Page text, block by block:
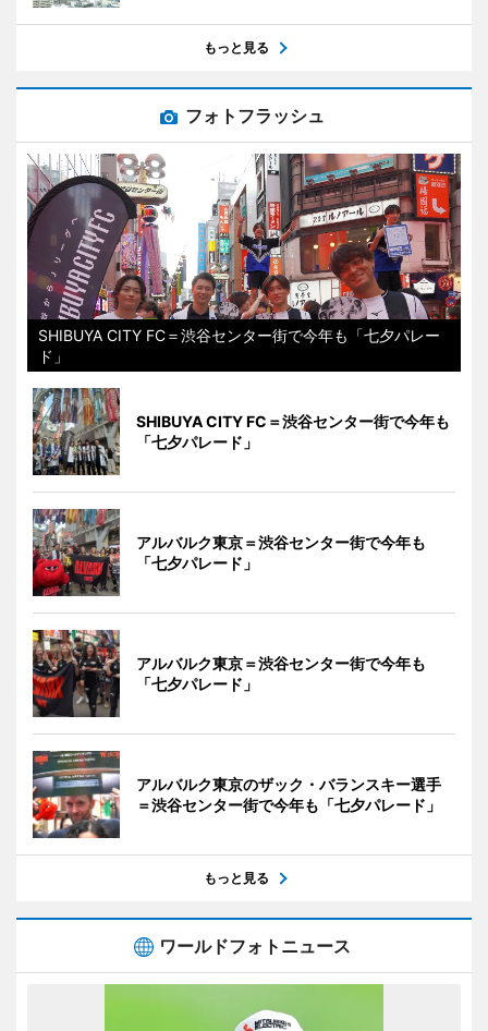
もっと見る
フォトフラッシュ
SHIBUYA CITY FC＝渋谷センター街で今年も「七夕パレー
ド」
SHIBUYA CITY FC＝渋谷センター街で今年も
「七夕パレード」
アルバルク東京＝渋谷センター街で今年も
「七夕パレード」
アルバルク東京＝渋谷センター街で今年も
「七夕パレード」
アルバルク東京のザック・バランスキー選手
＝渋谷センター街で今年も「七夕パレード」
もっと見る
ワールドフォトニュース